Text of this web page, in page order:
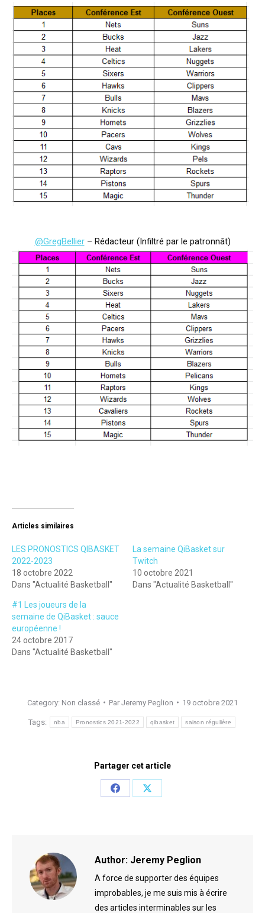
@GregBellier– Rédacteur (Infiltré par le patronnât)
Articles similaires
LES PRONOSTICS QIBASKET
2022-2023
18 octobre 2022
Dans "Actualité Basketball"
La semaine QiBasket sur
Twitch
10 octobre 2021
Dans "Actualité Basketball"
#1 Les joueurs de la
semaine de QiBasket : sauce
européenne !
24 octobre 2017
Dans "Actualité Basketball"
Category: Non classé Par Jeremy Peglion 19 octobre 2021
Tags: nba Pronostics 2021-2022 qibasket saison régulière
Partager cet article
Share
Share
Author: Jeremy Peglion
A force de supporter des équipes
improbables, je me suis mis à écrire
des articles interminables sur les